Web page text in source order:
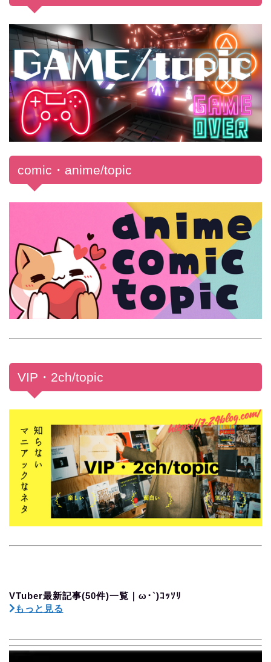
comic・anime/topic
VIP・2ch/topic
VTuber最新記事(50件)一覧｜ω･`)ｺｯｿﾘ
もっと見る